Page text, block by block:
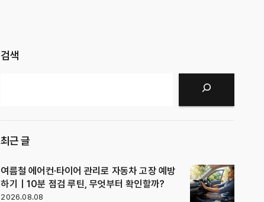
검색
최근 글
여름철 에어컨·타이어 관리로 자동차 고장 예방
하기｜10분 점검 루틴, 무엇부터 확인할까?
2026.08.08